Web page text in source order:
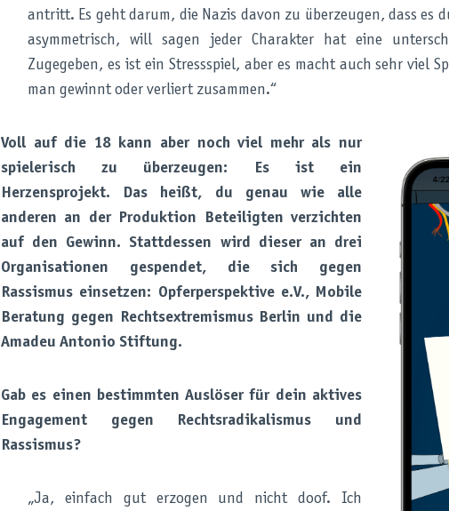
antritt. Es geht darum, die Nazis davon zu überzeugen, dass es
asymmetrisch, will sagen jeder Charakter hat eine
Zugegeben, es ist ein Stressspiel, aber es macht auch sehr viel
man gewinnt oder verliert zusammen.“
Voll auf die 18 kann aber noch viel mehr als nur
spielerisch zu überzeugen: Es ist ein
Herzensprojekt. Das heißt, du genau wie alle
anderen an der Produktion Beteiligten verzichten
auf den Gewinn. Stattdessen wird dieser an drei
Organisationen gespendet, die sich gegen
Rassismus einsetzen: Opferperspektive e.V., Mobile
Beratung gegen Rechtsextremismus Berlin und die
Amadeu Antonio Stiftung.
Gab es einen bestimmten Auslöser für dein aktives
Engagement gegen Rechtsradikalismus und
Rassismus?
„Ja, einfach gut erzogen und nicht doof. Ich